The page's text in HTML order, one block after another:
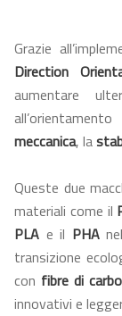
Grazie
Direction
aumentare
meccanica, la
Queste due
materiali come il
PLA e il PHA
transizione
con fibre di
innovativi e